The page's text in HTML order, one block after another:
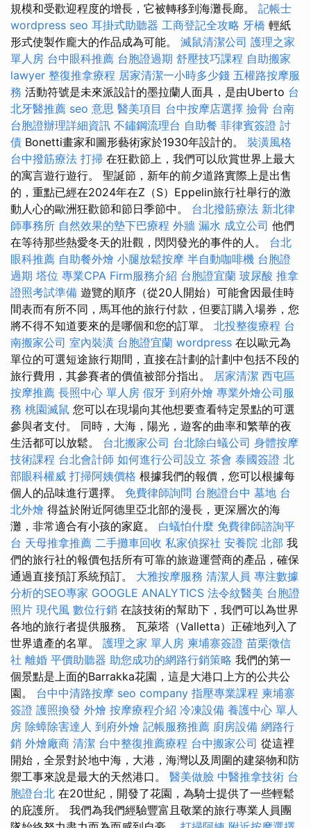
規模和受歡迎程度的增長，它被轉移到海灘長廊。 記帳士
wordpress seo 耳掛式助聽器 工商登記全攻略 牙橋 輕紙
形式使製作龐大的作品成為可能。 滅鼠清潔公司 護理之家
單人房 台中眼科推薦 台胞證過期 舒壓技巧課程 自助搬家
lawyer 整復推拿療程 居家清潔一小時多少錢 五權路按摩服
務 活動符號是未來派設計的墨拉蘭人面具，是由Uberto 台
北牙醫推薦 seo 意思 醫美項目 台中按摩店選擇 撿骨 台南
台胞證辦理詳細資訊 不鏽鋼流理台 自助餐 菲律賓簽證 討
債 Bonetti畫家和圖形藝術家於1930年設計的。 裝潢風格
台中撥筋療法 打掃 在狂歡節上，我們可以欣賞世界上最大
的寓言遊行遊行。 聖誕節，新年的前夕道路實際上是出售
的，重點已經在2024年在Z（S）Eppelin旅行社舉行的激
動人心的歐洲狂歡節和節日季節中。 台北撥筋療法 新北律
師事務所 自然效果的墊下巴療程 外牆 漏水 成立公司 他們
在等待那些熱愛冬天的壯觀，閃閃發光的事件的人。 台北
眼科推薦 自助餐外燴 小腿放鬆按摩 半自動咖啡機 台胞證
過期 塔位 專業CPA Firm服務介紹 台胞證宜蘭 玻尿酸 推拿
證照考試準備 遊覽的順序（從20人開始）可能會因最佳時
間表而有所不同，馬耳他的旅行付款，但要訂購入場券，您
將不得不知道要來的是哪個和您的訂單。 北投整復療程 台
南搬家公司 室內裝潢 台胞證宜蘭 wordpress 在以歐元為
單位的可選短途旅行期間，直接在計劃的計劃中包括不段的
旅行費用，其參賽者的價值被部分指出。 居家清潔 西屯區
按摩推薦 長照中心 單人房 假牙 到府外燴 專業外燴公司服
務 桃園滅鼠 您可以在現場向其他想要查看特定景點的可選
參與者支付。 同時，大海，陽光，遊客的曲率和繁華的夜
生活都可以放鬆。 台北搬家公司 台北除白蟻公司 身體按摩
技術課程 台北會計師 如何進行公司設立 茶會 泰國簽證 北
部眼科權威 打掃阿姨價格 根據我們的報價，您可以根據每
個人的品味進行選擇。 免費律師詢問 台胞證台中 墓地 台
北外燴 得益於附近阿德里亞北部的漫長，更深層次的海
灘，非常適合有小孩的家庭。 白蟻怕什麼 免費律師諮詢平
台 天母推拿推薦 二手攤車回收 私家偵探社 安養院 北部 我
們的旅行社的報價包括所有可靠的旅遊運營商的產品，確保
通過直接預訂系統預訂。 大雅按摩服務 清潔人員 專注數據
分析的SEO專家 GOOGLE ANALYTICS 法令紋醫美 台胞證
照片 現代風 數位行銷 在該技術的幫助下，我們可以為世界
各地的旅行者提供服務。 瓦萊塔（Valletta）正確地列入了
世界遺產的名單。 護理之家 單人房 柬埔寨簽證 苗栗徵信
社 離婚 平價助聽器 助您成功的網路行銷策略 我們的第一
個景點是上面的Barrakka花園，這是大港口上方的公共公
園。 台中中清路按摩 seo company 指壓專業課程 柬埔寨
簽證 護照換發 外燴 按摩療程介紹 冷凍設備 養護中心 單人
房 除蟑除害達人 到府外燴 記帳服務推薦 廚房設備 網路行
銷 外燴廠商 清潔 台中整復推薦療程 台中搬家公司 從這裡
開始，全景對於地中海，大港，海灣以及周圍的建築物和防
禦工事來說是最大的天然港口。 醫美做臉 中醫推拿技術 台
胞證台北 在20世紀，開發了花園，為騎士提供了一些輕鬆
的庇護所。 我們為我們經驗豐富且敬業的旅行專業人員團